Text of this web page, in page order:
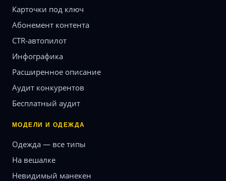
Карточки под ключ
Абонемент контента
CTR-автопилот
Инфографика
Расширенное описание
Аудит конкурентов
Бесплатный аудит
МОДЕЛИ И ОДЕЖДА
Одежда — все типы
На вешалке
Невидимый манекен